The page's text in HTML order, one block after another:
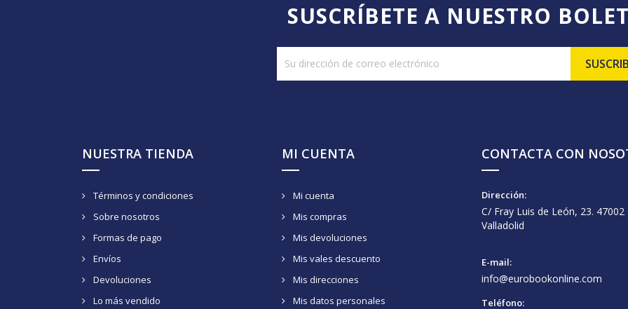
SUSCRÍBETE A NUESTRO
NUESTRA TIENDA
Términos y condiciones
Sobre nosotros
Formas de pago
Envíos
Devoluciones
Lo más vendido
MI CUENTA
Mi cuenta
Mis compras
Mis devoluciones
Mis vales descuento
Mis direcciones
Mis datos personales
CONTACTA CON
Dirección:
C/ Fray Luis de León, 23. 47002
Valladolid
E-mail:
info@eurobookonline.com
Teléfono: